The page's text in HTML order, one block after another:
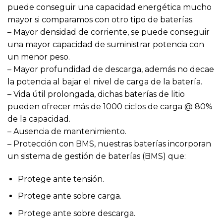
puede conseguir una capacidad energética mucho
mayor si comparamos con otro tipo de baterías.
– Mayor densidad de corriente, se puede conseguir
una mayor capacidad de suministrar potencia con
un menor peso.
– Mayor profundidad de descarga, además no decae
la potencia al bajar el nivel de carga de la batería.
– Vida útil prolongada, dichas baterías de litio
pueden ofrecer más de 1000 ciclos de carga @ 80%
de la capacidad.
– Ausencia de mantenimiento.
– Protección con BMS, nuestras baterías incorporan
un sistema de gestión de baterías (BMS) que:
Protege ante tensión.
Protege ante sobre carga.
Protege ante sobre descarga.